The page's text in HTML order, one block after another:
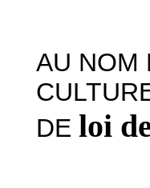
AU NOM
DE loi